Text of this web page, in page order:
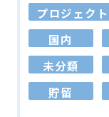
プロジェクト
国内
未分類
貯留